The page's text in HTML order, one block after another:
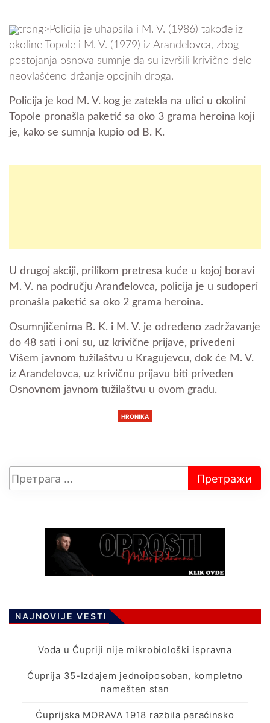
trong>Policija je uhapsila i M. V. (1986) takođe iz
okoline Topole i M. V. (1979) iz Aranđelovca, zbog
postojanja osnova sumnje da su izvršili krivično delo
neovlašćeno držanje opojnih droga.
Policija je kod M. V. kog je zatekla na ulici u okolini
Topole pronašla paketić sa oko 3 grama heroina koji
je, kako se sumnja kupio od B. K.
U drugoj akciji, prilikom pretresa kuće u kojoj boravi
M. V. na području Aranđelovca, policija je u sudoperi
pronašla paketić sa oko 2 grama heroina.
Osumnjičenima B. K. i M. V. je određeno zadržavanje
do 48 sati i oni su, uz krivične prijave, privedeni
Višem javnom tužilaštvu u Kragujevcu, dok će M. V.
iz Aranđelovca, uz krivičnu prijavu biti priveden
Osnovnom javnom tužilaštvu u ovom gradu.
HRONIKA
NAJNOVIJE VESTI
Voda u Ćupriji nije mikrobiološki ispravna
Ćuprija 35-Izdajem jednoiposoban, kompletno
namešten stan
Ćuprijska MORAVA 1918 razbila paraćinsko